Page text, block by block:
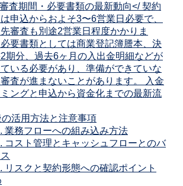
審査期間・必要書類の最新動向</ 契約
申込からおよそ3〜6営業日必要で、
審査も別途2営業日程度かかりま
要書類としては商業登記簿謄本、決
期分、過去6ヶ月の入出金明細などが
いる必要があり、準備ができていな
査が進まないことがあります。 入金
ングと申込から資金化までの最新流
活用方法と注意事項
業務フローへの組み込み方法
コスト管理とキャッシュフローとのバ
リスクと契約形態への確認ポイント